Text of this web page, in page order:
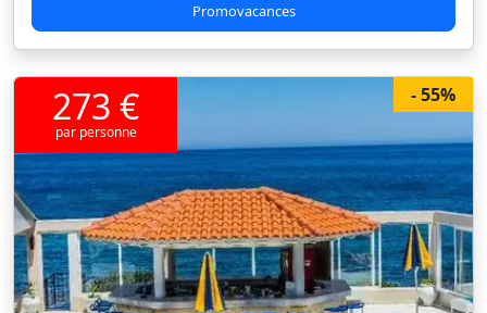
Promovacances
- 55%
273 €
par personne